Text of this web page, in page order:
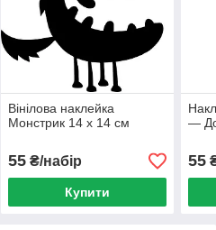
Вінілова наклейка
Монстрик 14 х 14 см
55₴/набір
Купити
—
55